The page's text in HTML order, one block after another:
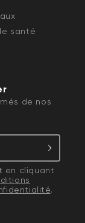
santé
de nos
en cliquant
.